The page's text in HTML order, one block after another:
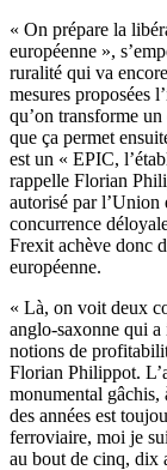
« On prépare la
européenne »,
ruralité qui va
mesures proposées
qu’on transforme
que ça permet
est un « EPIC,
rappelle Florian
autorisé par l’Union
concurrence
Frexit achève donc
européenne.
« Là, on voit deux
anglo-saxonne qui
notions de
Florian Philippot.
monumental gâchis,
des années est
ferroviaire, moi je
au bout de cinq, dix